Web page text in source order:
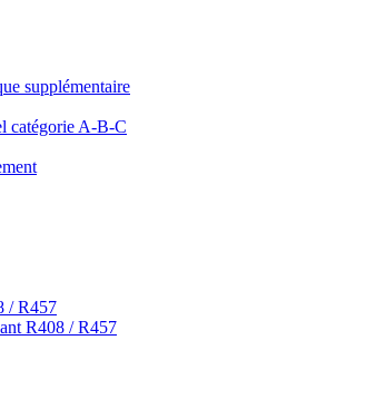
supplémentaire
catégorie A-B-C
/ R457
R408 / R457